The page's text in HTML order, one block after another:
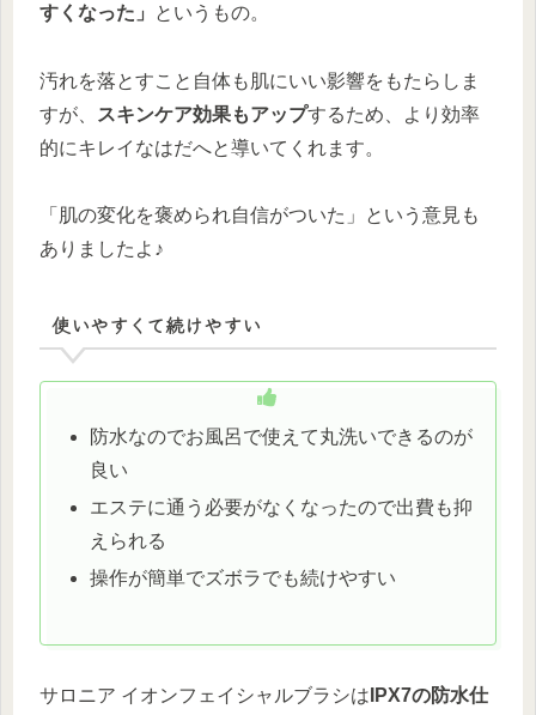
すくなった」
というもの。
汚れを落とすこと自体も肌にいい影響をもたらしま
すが、
スキンケア効果もアップするため、より効率
的にキレイなはだへと導いてくれます。
「肌の変化を褒められ自信がついた」という意見も
ありましたよ♪
使いやすくて続けやすい
防水なのでお風呂で使えて丸洗いできるのが
良い
エステに通う必要がなくなったので出費も抑
えられる
操作が簡単でズボラでも続けやすい
サロニア イオンフェイシャルブラシは IPX7の防水仕